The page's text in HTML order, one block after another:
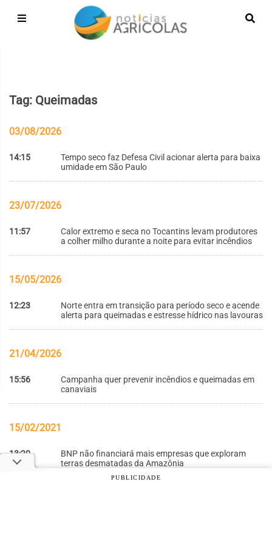
Tag: Queimadas
03/08/2026
14:15
Tempo seco faz Defesa Civil acionar alerta para baixa
umidade em São Paulo
23/07/2026
11:57
Calor extremo e seca no Tocantins levam produtores
a colher milho durante a noite para evitar incêndios
15/05/2026
12:23
Norte entra em transição para período seco e acende
alerta para queimadas e estresse hídrico nas lavouras
21/04/2026
15:56
Campanha quer prevenir incêndios e queimadas em
canaviais
15/02/2021
13:20
BNP não financiará mais empresas que exploram
terras desmatadas da Amazônia
PUBLICIDADE